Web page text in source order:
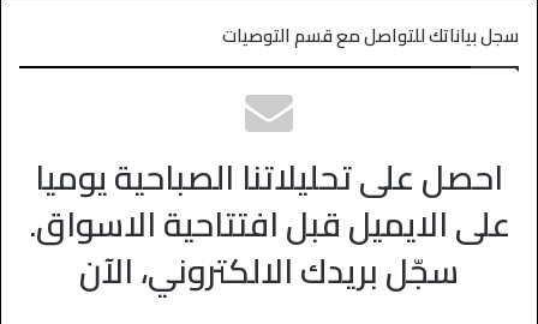
سجل بياناتك للتواصل مع قسم التوصيات
احصل على تحليلاتنا الصباحية يوميا
على الايميل قبل افتتاحية الاسواق.
سجّل بريدك الالكتروني، الآن